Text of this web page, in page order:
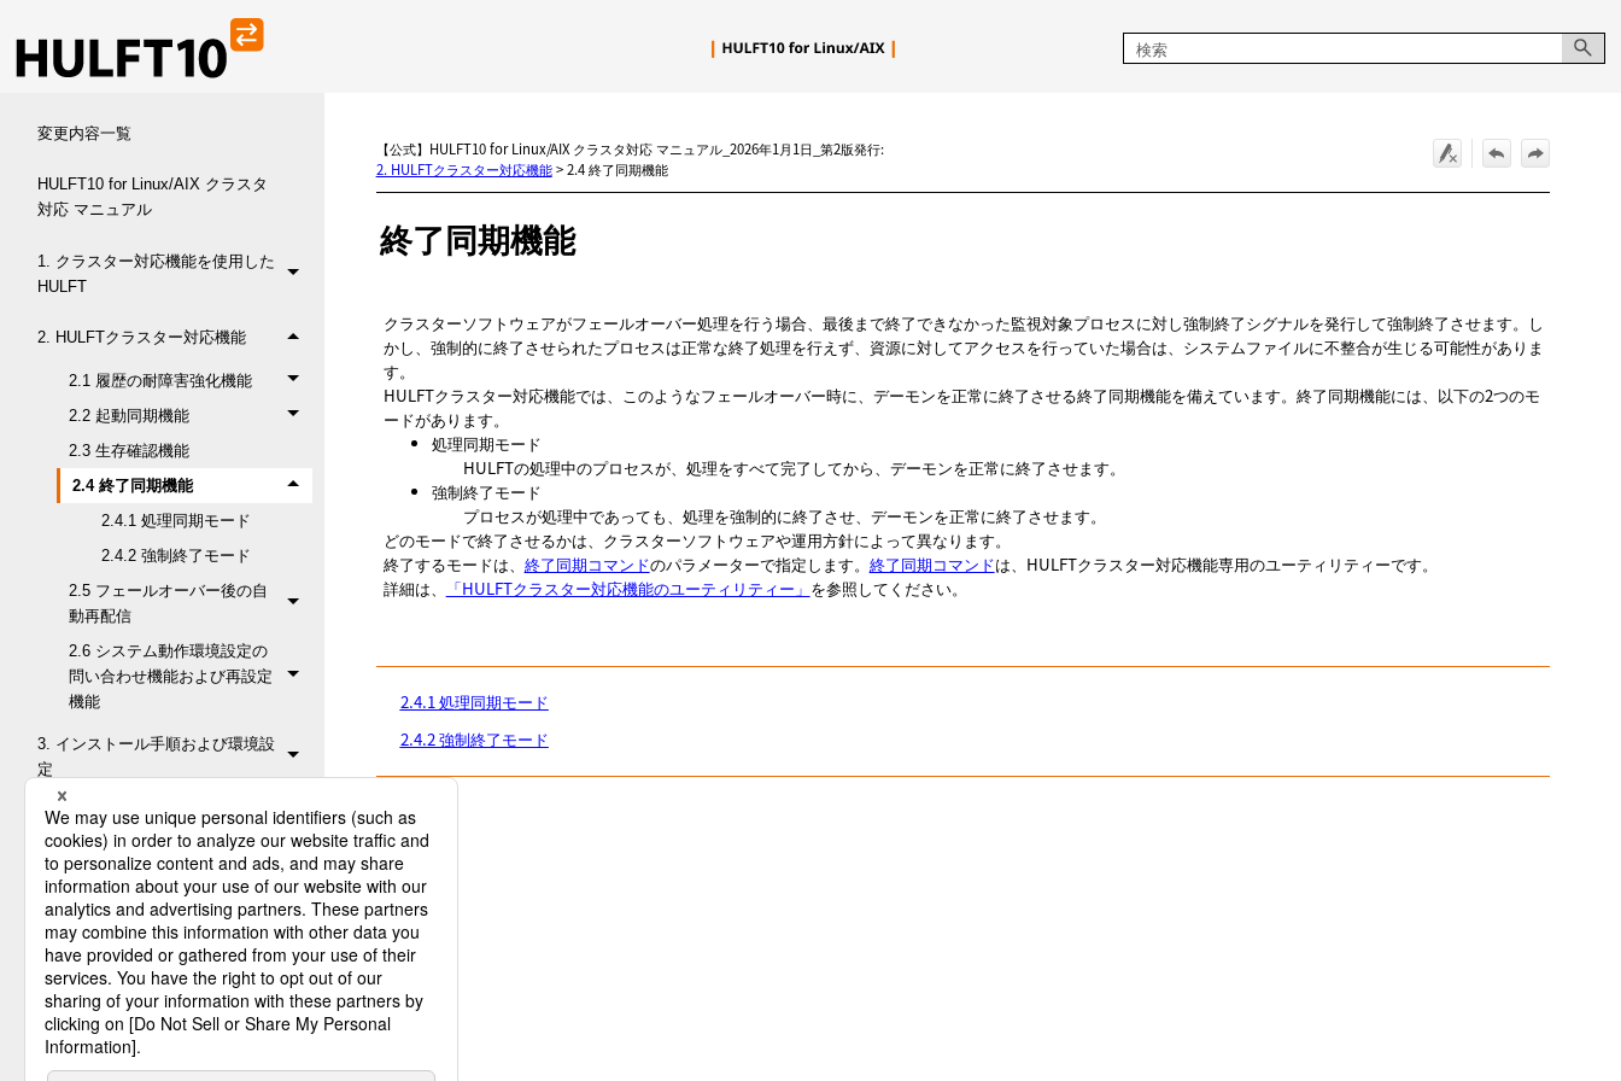
変更内容一覧
HULFT10 for Linux/AIX クラスタ
対応 マニュアル
1. クラスター対応機能を使用した
HULFT
2. HULFTクラスター対応機能
2.1 履歴の耐障害強化機能
2.2 起動同期機能
2.3 生存確認機能
2.4 終了同期機能
2.4.1 処理同期モード
2.4.2 強制終了モード
2.5 フェールオーバー後の自
動再配信
2.6 システム動作環境設定の
問い合わせ機能および再設定
機能
3. インストール手順および環境設
定
4. HULFTクラスター対応機能のユ
ーティリティー
5. HULFTクラスター対応機能の運
用と留意点
6. 運用例
付録A. 用語集
【公式】HULFT10 for Linux/AIX クラスタ対応 マニュアル_2026年1月1日_第2版発行:
2. HULFTクラスター対応機能>2.4 終了同期機能
終了同期機能
クラスターソフトウェアがフェールオーバー処理を行う場合、最後まで終了できなかった監視対象プロセスに対し強制終了シグナルを発行して強制終了させます。し
かし、強制的に終了させられたプロセスは正常な終了処理を行えず、資源に対してアクセスを行っていた場合は、システムファイルに不整合が生じる可能性がありま
す。
HULFTクラスター対応機能では、このようなフェールオーバー時に、デーモンを正常に終了させる終了同期機能を備えています。終了同期機能には、以下の2つのモ
ードがあります。
処理同期モード
HULFTの処理中のプロセスが、処理をすべて完了してから、デーモンを正常に終了させます。
強制終了モード
プロセスが処理中であっても、処理を強制的に終了させ、デーモンを正常に終了させます。
どのモードで終了させるかは、クラスターソフトウェアや運用方針によって異なります。
終了するモードは、 終了同期コマンドのパラメーターで指定します。 終了同期コマンドは、HULFTクラスター対応機能専用のユーティリティーです。
詳細は、
「HULFTクラスター対応機能のユーティリティー」 を参照してください。
2.4.1 処理同期モード
2.4.2 強制終了モード